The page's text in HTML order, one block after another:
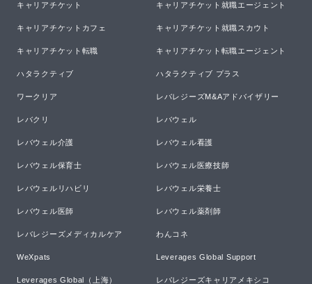
キャリアチケット キャリアチケット就職エージェント
キャリアチケットカフェ キャリアチケット就職スカウト
キャリアチケット転職 キャリアチケット転職エージェント
ハタラクティブ ハタラクティブ プラス
ワークリア レバレジーズM&Aアドバイザリー
レバクリ レバウェル
レバウェル介護 レバウェル看護
レバウェル保育士 レバウェル医療技師
レバウェルリハビリ レバウェル栄養士
レバウェル医師 レバウェル薬剤師
レバレジーズメディカルケア わんコネ
WeXpats Leverages Global Support
Leverages Global（上海） レバレジーズキャリアメキシコ